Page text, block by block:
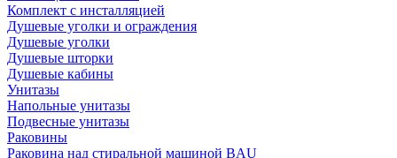
Комплект с инсталляцией
Душевые уголки и ограждения
Душевые уголки
Душевые шторки
Душевые кабины
Унитазы
Напольные унитазы
Подвесные унитазы
Раковины
Раковина над стиральной машиной BAU